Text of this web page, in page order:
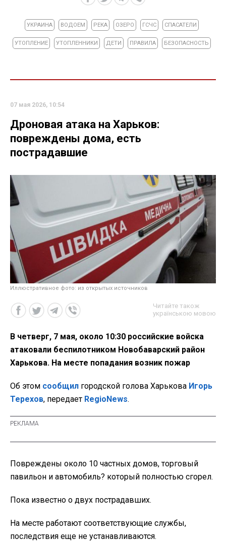
УКРАИНА ВОДОЕМ РЕКА ОЗЕРО ГСЧС СПАСАТЕЛИ
УТОПЛЕНИЕ УТОПЛЕННИКИ ДЕТИ ПРАВИЛА БЕЗОПАСНОСТЬ
07 мая 2026, 10:54
Дроновая атака на Харьков:
повреждены дома, есть
пострадавшие
Иллюстративное фото: из открытых источников
Читайте також
українською мовою
В четверг, 7 мая, около 10:30 российские войска
атаковали беспилотником Новобаварский район
Харькова. На месте попадания возник пожар
Об этом сообщил городской голова Харькова Игорь
Терехов, передает RegioNews.
Повреждены около 10 частных домов, торговый
павильон и автомобиль? который полностью сгорел.
Пока известно о двух пострадавших.
На месте работают соответствующие службы,
последствия еще не устанавливаются.